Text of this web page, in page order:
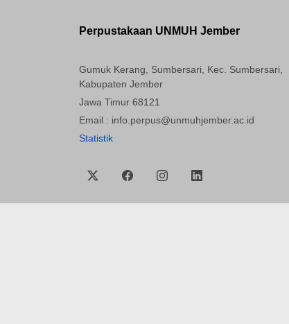
Perpustakaan UNMUH Jember
Gumuk Kerang, Sumbersari, Kec. Sumbersari,
Kabupaten Jember
Jawa Timur 68121
Email : info.perpus@unmuhjember.ac.id
Statistik